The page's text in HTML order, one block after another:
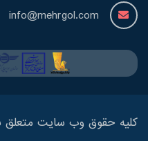
info@mehrgol.com
کلیه حقوق وب سایت متعلق